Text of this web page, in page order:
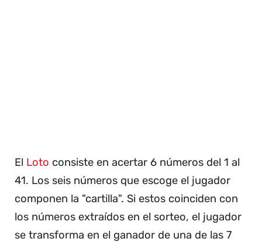
El Loto consiste en acertar 6 números del 1 al
41. Los seis números que escoge el jugador
componen la "cartilla". Si estos coinciden con
los números extraídos en el sorteo, el jugador
se transforma en el ganador de una de las 7